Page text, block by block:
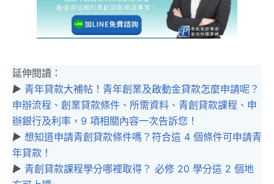
延伸閱讀：
▶︎ 青年貸款大補帖！青年創業及啟動金貸款怎麼申請呢？
申辦流程、創業貸款條件、所需資料、青創貸款課程、申
辦銀行及利率，9 項相關內容一次告訴您！
▶︎ 想知道申請青創貸款條件嗎？符合這 4 個條件可申請青
年貸款！
▶︎ 青創貸款課程學分哪裡取得？ 必修 20 學分這 2 個地